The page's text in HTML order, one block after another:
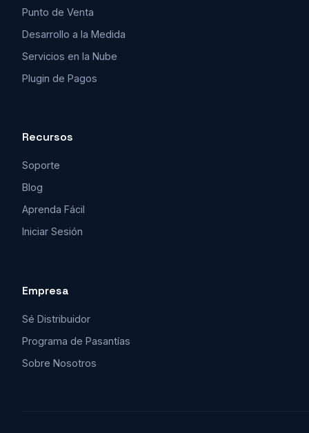
Punto de Venta
Desarrollo a la Medida
Servicios en la Nube
Plugin de Pagos
Recursos
Soporte
Blog
Aprenda Fácil
Iniciar Sesión
Empresa
Sé Distribuidor
Programa de Pasantías
Sobre Nosotros